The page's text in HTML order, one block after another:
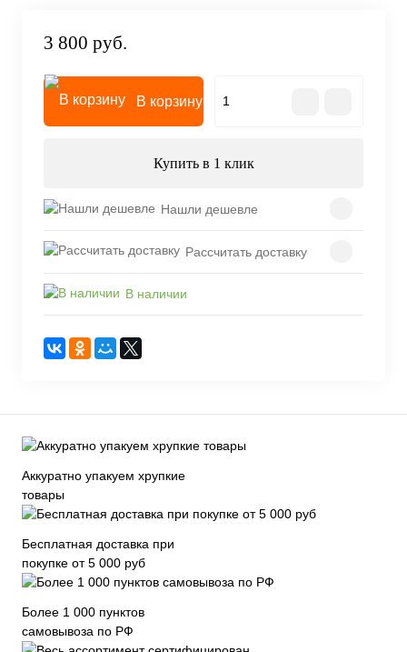
3 800 руб.
В корзину
Купить в 1 клик
Нашли дешевле
Рассчитать доставку
В наличии
Аккуратно упакуем хрупкие
товары
Бесплатная доставка при
покупке от 5 000 руб
Более 1 000 пунктов
самовывоза по РФ